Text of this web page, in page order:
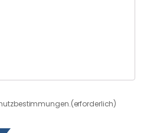
(erforderlich)